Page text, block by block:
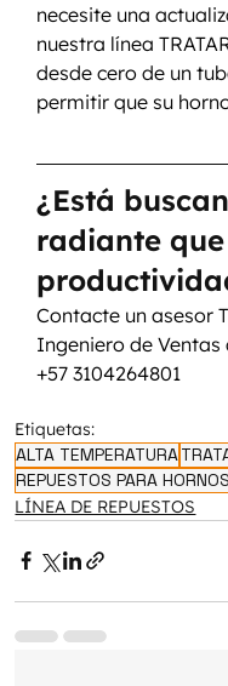
necesite una
nuestra línea
desde cero de un
permitir que su
¿Está
radiante
Contacte un asesor
Ingeniero de Ventas
+57 3104264801
Etiquetas:
ALTA TEMPERATURA
REPUESTOS PARA HORNOS
LÍNEA DE REPUESTOS